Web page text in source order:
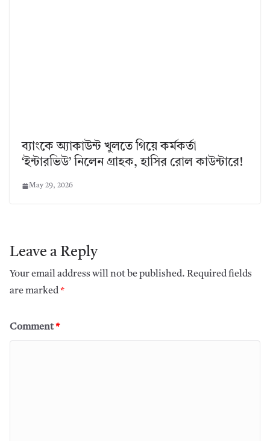
ব্যাংকে অ্যাকাউন্ট খুলতে গিয়ে কর্মকর্তা
‘ইন্টারভিউ’ নিলেন গ্রাহক, হাসির রোল কাউন্টারে!
May 29, 2026
Leave a Reply
Your email address will not be published. Required fields
are marked*
Comment*